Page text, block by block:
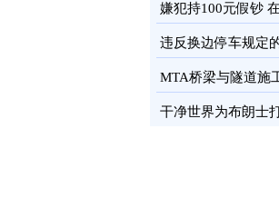
嫌犯持100元假钞
卡 图
违反换边停车规定
MTA桥梁与隧道施
罚100元 图
干净世界为布朗士